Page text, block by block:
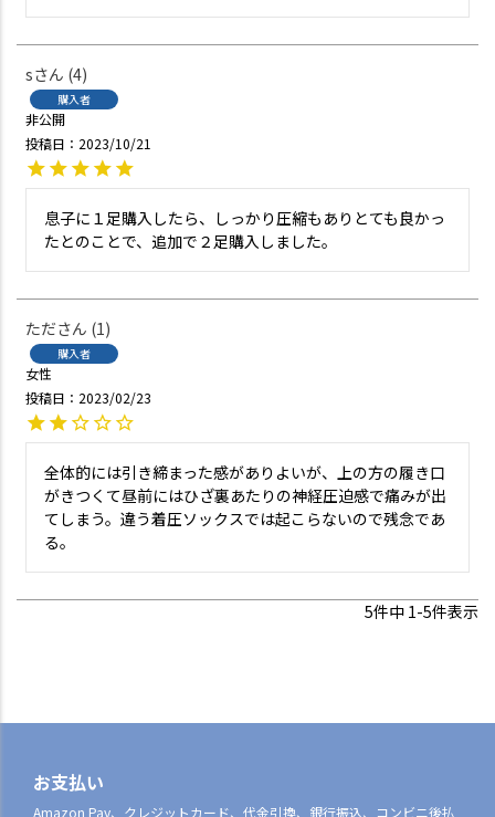
s 4
購入者
非公開
投稿日
2023/10/21
息子に１足購入したら、しっかり圧縮もありとても良かっ
たとのことで、追加で２足購入しました。
ただ 1
購入者
女性
投稿日
2023/02/23
全体的には引き締まった感がありよいが、上の方の履き口
がきつくて昼前にはひざ裏あたりの神経圧迫感で痛みが出
てしまう。違う着圧ソックスでは起こらないので残念であ
る。
5件中 1-5件表示
お支払い
Amazon Pay、クレジットカード、代金引換、銀行振込、コンビニ後払